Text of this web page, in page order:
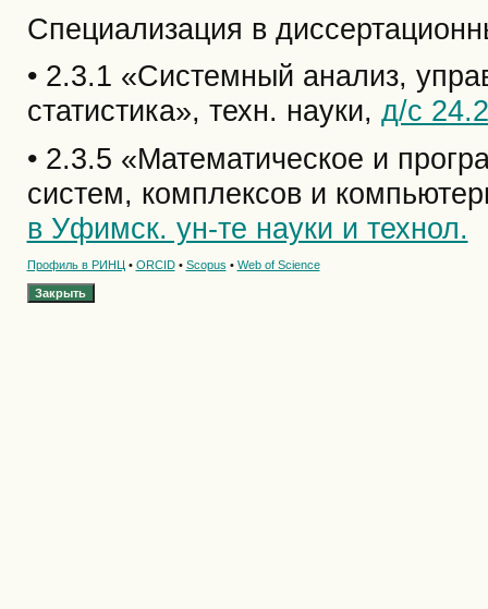
Специализация в
• 2.3.1 «Системный анализ,
статистика», техн. науки, д/с
• 2.3.5 «Математическое и
систем, комплексов и
в Уфимск. ун-те науки и технол.
Профиль в РИНЦ • ORCID• Scopus • Web of Science